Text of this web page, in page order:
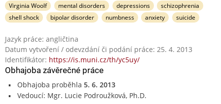
Virginia Woolf mental disorders depressions
schizophrenia
shell shock
bipolar disorder numbness anxiety suicide
Jazyk práce: angličtina
Datum vytvoření / odevzdání či podání práce: 25. 4. 2013
Identifikátor: https://is.muni.cz/th/yc5uy/
Obhajoba závěrečné práce
Obhajoba proběhla 5. 6. 2013
Vedoucí: Mgr. Lucie Podroužková, Ph.D.